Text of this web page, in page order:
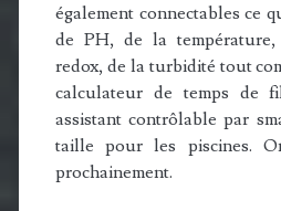
également connectables ce
de PH, de la
redox, de la turbidité tout
calculateur de temps de
assistant contrôlable par
taille pour les piscines.
prochainement.